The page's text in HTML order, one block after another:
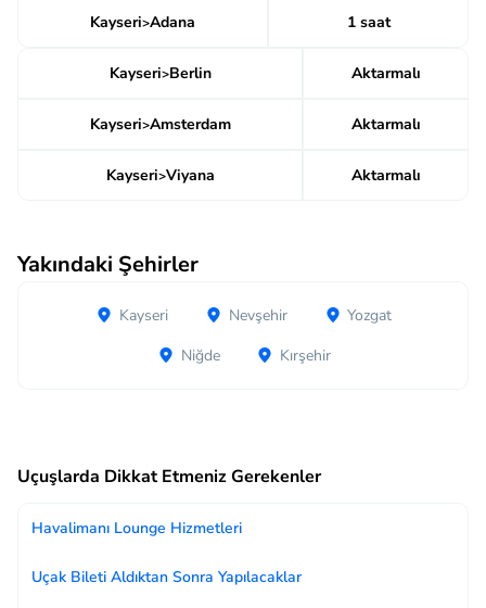
Kayseri>Adana 1 saat
Kayseri>Berlin Aktarmalı
Kayseri>Amsterdam Aktarmalı
Kayseri>Viyana Aktarmalı
Yakındaki Şehirler
Kayseri Nevşehir
Yozgat
Niğde
Kırşehir
Uçuşlarda Dikkat Etmeniz Gerekenler
Havalimanı Lounge Hizmetleri
Uçak Bileti Aldıktan Sonra Yapılacaklar